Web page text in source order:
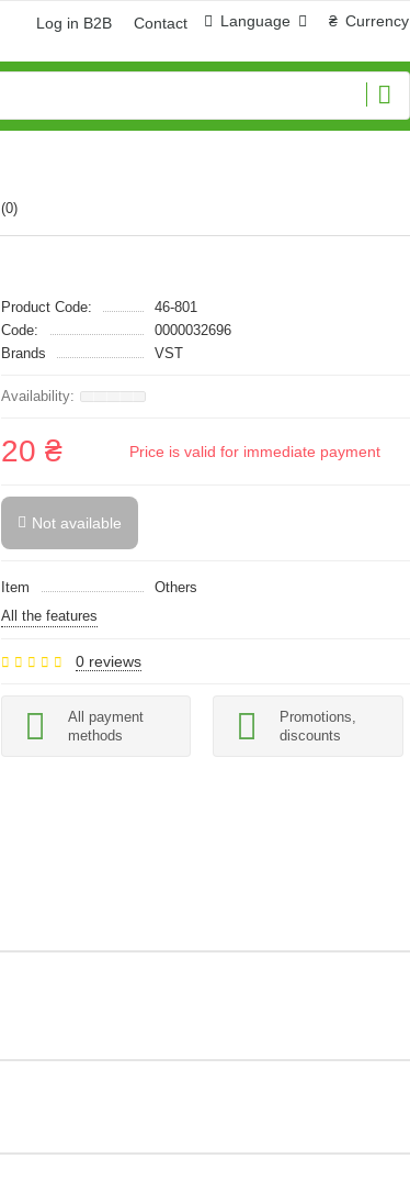
₴ Currency
Language
Log in B2B Contact
(0)
Product Code:
46-801
Code:
0000032696
Brands
VST
20 ₴ Price is valid for immediate payment
Not available
Item
Others
All the features
0 reviews
All payment
methods
Promotions,
discounts